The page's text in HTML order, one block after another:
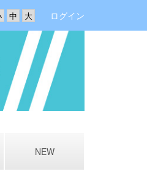
ログイン
NEW